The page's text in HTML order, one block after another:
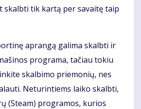
skalbti tik kartą per savaitę taip
aprangą galima skalbti ir
programa, tačiau tokiu
skalbimo priemonių, nes
Neturintiems laiko skalbti,
(Steam) programos, kurios